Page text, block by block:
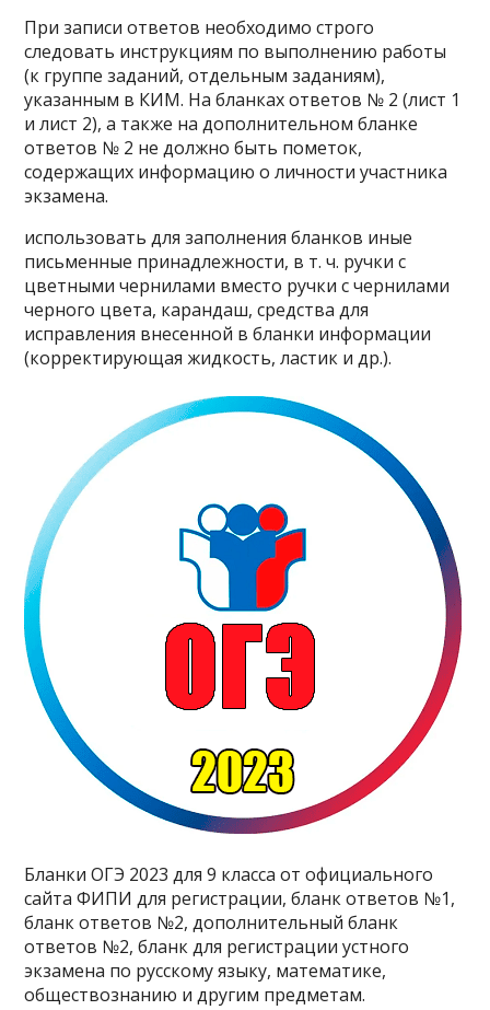
При записи ответов необходимо строго
следовать инструкциям по выполнению работы
(к группе заданий, отдельным заданиям),
указанным в КИМ. На бланках ответов № 2 (лист 1
и лист 2), а также на дополнительном бланке
ответов № 2 не должно быть пометок,
содержащих информацию о личности участника
экзамена.
использовать для заполнения бланков иные
письменные принадлежности, в т. ч. ручки с
цветными чернилами вместо ручки с чернилами
черного цвета, карандаш, средства для
исправления внесенной в бланки информации
(корректирующая жидкость, ластик и др.).
Бланки ОГЭ 2023 для 9 класса от официального
сайта ФИПИ для регистрации, бланк ответов №1,
бланк ответов №2, дополнительный бланк
ответов №2, бланк для регистрации устного
экзамена по русскому языку, математике,
обществознанию и другим предметам.